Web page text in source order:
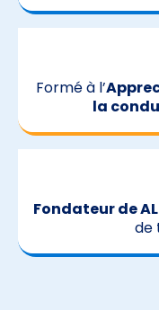
Formé à l’
la
Fondateur de
de